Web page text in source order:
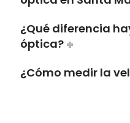
¿Qué diferencia
óptica?
¿Cómo medir la